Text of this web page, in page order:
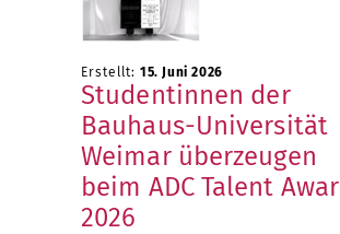
Erstellt: 15. Juni 2026
Studentinnen der
Bauhaus-Universität
Weimar überzeugen
beim ADC Talent
2026